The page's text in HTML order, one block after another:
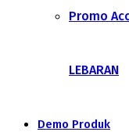
Promo
LEBARAN
Demo Produk